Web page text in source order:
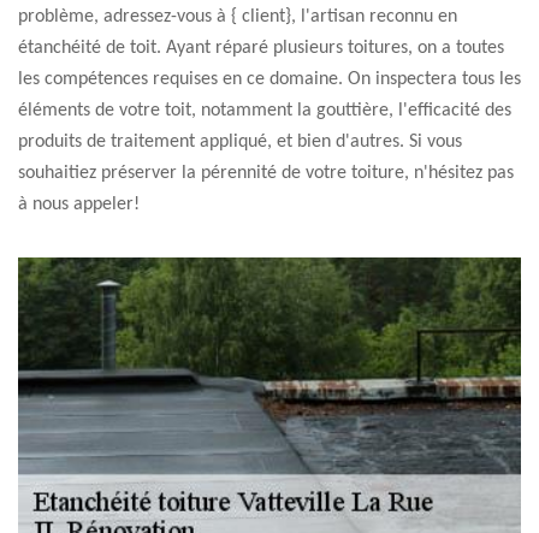
problème, adressez-vous à { client}, l'artisan reconnu en
étanchéité de toit. Ayant réparé plusieurs toitures, on a toutes
les compétences requises en ce domaine. On inspectera tous les
éléments de votre toit, notamment la gouttière, l'efficacité des
produits de traitement appliqué, et bien d'autres. Si vous
souhaitiez préserver la pérennité de votre toiture, n'hésitez pas
à nous appeler!